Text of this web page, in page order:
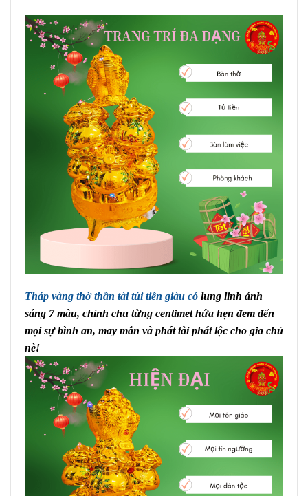
Tháp vàng thờ thần tài túi tiền giàu có lung linh ánh
sáng 7 màu, chỉnh chu từng centimet hứa hẹn đem đến
mọi sự bình an, may mắn và phát tài phát lộc cho gia chủ
nè!